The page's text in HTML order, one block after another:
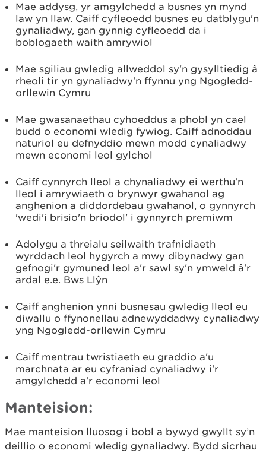
Mae addysg, yr amgylchedd a busnes yn mynd
law yn llaw. Caiff cyfleoedd busnes eu datblygu'n
gynaliadwy, gan gynnig cyfleoedd da i
boblogaeth waith amrywiol
Mae sgiliau gwledig allweddol sy'n gysylltiedig â
rheoli tir yn gynaliadwy'n ffynnu yng Ngogledd-
orllewin Cymru
Mae gwasanaethau cyhoeddus a phobl yn cael
budd o economi wledig fywiog. Caiff adnoddau
naturiol eu defnyddio mewn modd cynaliadwy
mewn economi leol gylchol
Caiff cynnyrch lleol a chynaliadwy ei werthu'n
lleol i amrywiaeth o brynwyr gwahanol ag
anghenion a diddordebau gwahanol, o gynnyrch
'wedi'i brisio'n briodol' i gynnyrch premiwm
Adolygu a threialu seilwaith trafnidiaeth
wyrddach leol hygyrch a mwy dibynadwy gan
gefnogi'r gymuned leol a'r sawl sy'n ymweld â'r
ardal e.e. Bws Llŷn
Caiff anghenion ynni busnesau gwledig lleol eu
diwallu o ffynonellau adnewyddadwy cynaliadwy
yng Ngogledd-orllewin Cymru
Caiff mentrau twristiaeth eu graddio a'u
marchnata ar eu cyfraniad cynaliadwy i'r
amgylchedd a'r economi leol
Manteision:
Mae manteision lluosog i bobl a bywyd gwyllt sy’n
deillio o economi wledig gynaliadwy. Bydd sicrhau